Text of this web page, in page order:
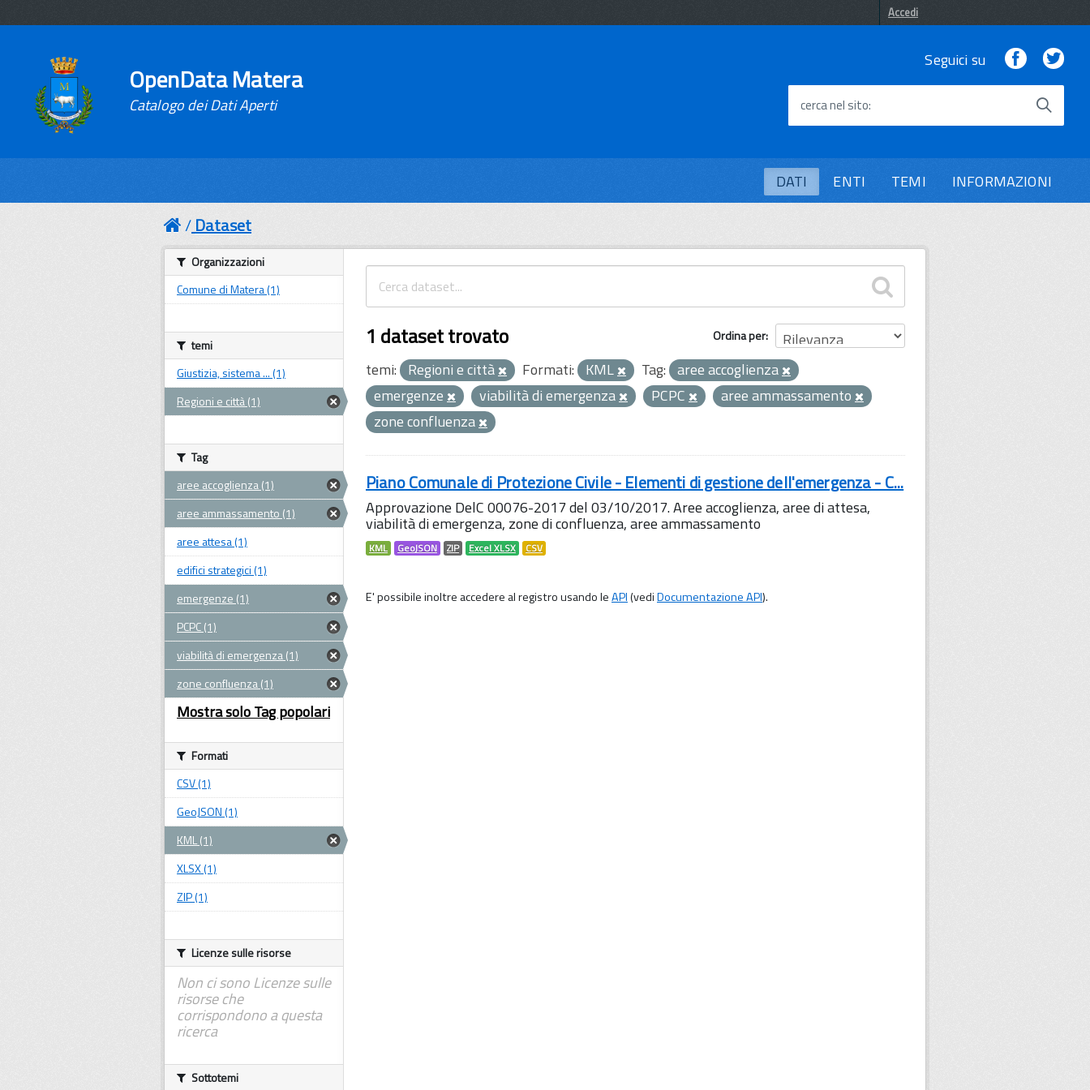
Accedi
OpenData Matera
Catalogo dei Dati Aperti
Seguici su Facebook
cerca nel sito
DATI ENTI TEMI INFORMAZIONI
Dataset
Ordina per
1 dataset trovato
temi: Regioni e città Formati: KML Tag: aree accoglienza
emergenze
viabilità di emergenza PCPC
aree ammassamento
zone confluenza
Piano Comunale di Protezione Civile - Elementi di gestione dell'emergenza - C...
Approvazione DelC 00076-2017 del 03/10/2017. Aree accoglienza, aree di attesa,
viabilità di emergenza, zone di confluenza, aree ammassamento
KML GeoJSON ZIP Excel XLSX CSV
E' possibile inoltre accedere al registro usando leAPI(vediDocumentazione API).
Organizzazioni
Comune di Matera (1)
temi
Giustizia, sistema ... (1)
Regioni e città (1)
Tag
aree accoglienza (1)
aree ammassamento (1)
aree attesa (1)
edifici strategici (1)
emergenze (1)
PCPC (1)
viabilità di emergenza (1)
zone confluenza (1)
Mostra solo Tag popolari
Formati
CSV (1)
GeoJSON (1)
KML (1)
XLSX (1)
ZIP (1)
Licenze sulle risorse
Non ci sono Licenze sulle
risorse che
corrispondono a questa
ricerca
Sottotemi